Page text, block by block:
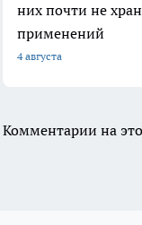
них почти не
применений
4 августа
Комментарии на